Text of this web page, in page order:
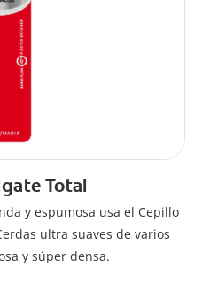
Total
y espumosa usa el Cepillo
ultra suaves de varios
y súper densa.